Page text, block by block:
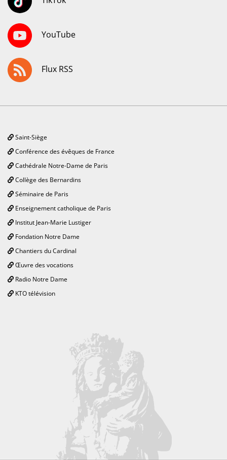
YouTube
Flux RSS
Saint-Siège
Conférence des évêques de France
Cathédrale Notre-Dame de Paris
Collège des Bernardins
Séminaire de Paris
Enseignement catholique de Paris
Institut Jean-Marie Lustiger
Fondation Notre Dame
Chantiers du Cardinal
Œuvre des vocations
Radio Notre Dame
KTO télévision